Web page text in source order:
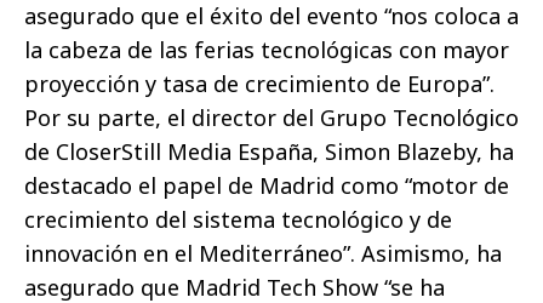
asegurado que el éxito del evento “nos coloca a
la cabeza de las ferias tecnológicas con mayor
proyección y tasa de crecimiento de Europa”.
Por su parte, el director del Grupo Tecnológico
de CloserStill Media España, Simon Blazeby, ha
destacado el papel de Madrid como “motor de
crecimiento del sistema tecnológico y de
innovación en el Mediterráneo”. Asimismo, ha
asegurado que Madrid Tech Show “se ha